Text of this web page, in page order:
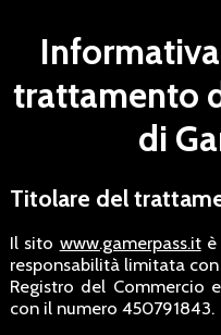
trattamento
di
Titolare del
Il sito www.gamerpass.itè
responsabilità limitata
Registro del Commercio
con il numero 450791843.